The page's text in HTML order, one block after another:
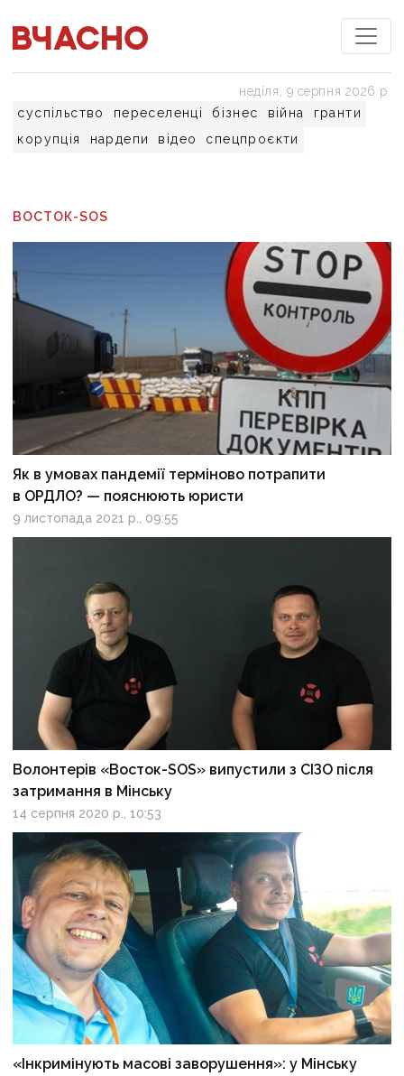
суспільство переселенці бізнес війна
гранти
корупція
нардепи відео спецпроєкти
неділя, 9 серпня 2026 р.
ВОСТОК-SOS
Як в умовах пандемії терміново потрапити
в ОРДЛО? — пояснюють юристи
9 листопада 2021 р., 09:55
Волонтерів «Восток-SOS» випустили з СІЗО після
затримання в Мінську
14 серпня 2020 р., 10:53
«Інкримінують масові заворушення»: у Мінську